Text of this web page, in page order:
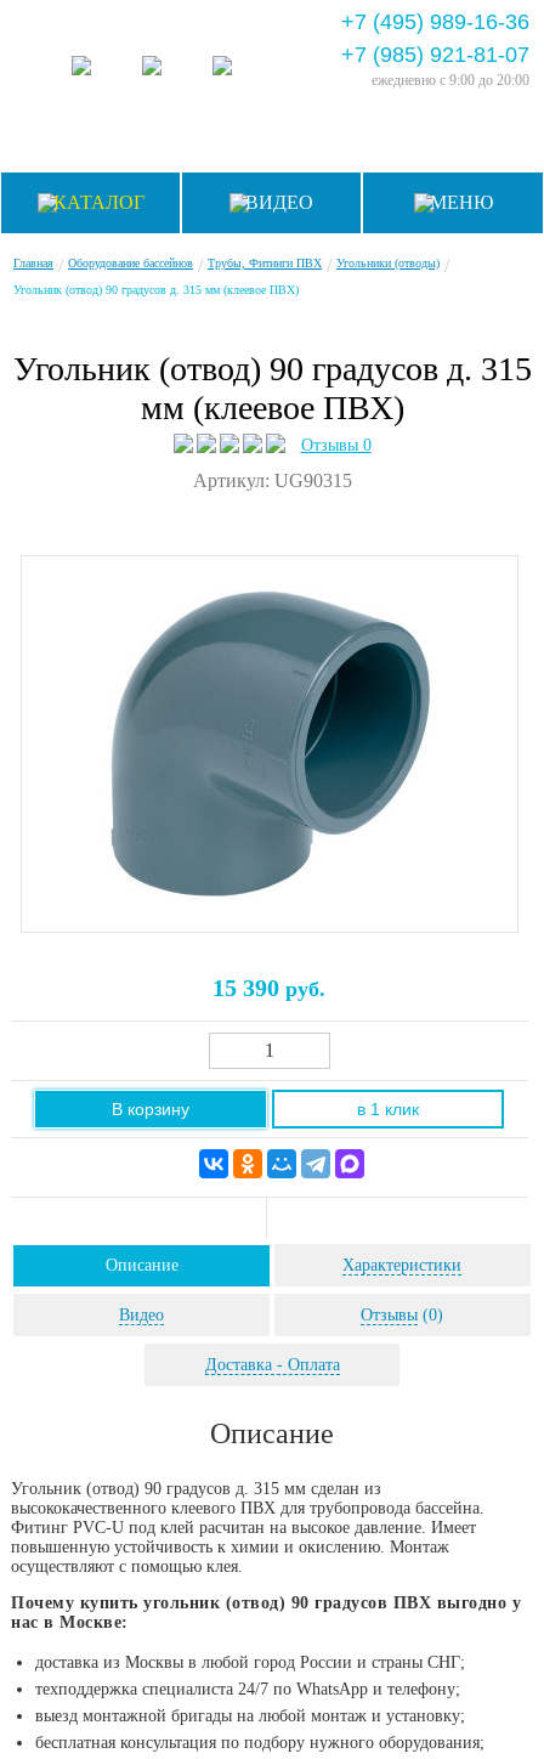
+7 (495) 989-16-36
+7 (985) 921-81-07
ежедневно с 9:00 до 20:00
КАТАЛОГ ВИДЕО МЕНЮ
Главная / Оборудование бассейнов / Трубы, Фитинги ПВХ / Угольники (отводы) /
Угольник (отвод) 90 градусов д. 315 мм (клеевое ПВХ)
Угольник (отвод) 90 градусов д. 315
мм (клеевое ПВХ)
Отзывы 0
Артикул: UG90315
15 390 руб.
В корзину в 1 клик
Описание Характеристики
Видео Отзывы (0)
Доставка - Оплата
Описание
Угольник (отвод) 90 градусов д. 315 мм сделан из
высококачественного клеевого ПВХ для трубопровода бассейна.
Фитинг PVC-U под клей расчитан на высокое давление. Имеет
повышенную устойчивость к химии и окислению. Монтаж
осуществляют с помощью клея.
Почему купить угольник (отвод) 90 градусов ПВХ выгодно у
нас в Москве:
доставка из Москвы в любой город России и страны СНГ;
техподдержка специалиста 24/7 по WhatsApp и телефону;
выезд монтажной бригады на любой монтаж и установку;
бесплатная консультация по подбору нужного оборудования;